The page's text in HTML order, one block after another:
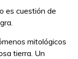
es cuestión de
mitológicos
tierra. Un